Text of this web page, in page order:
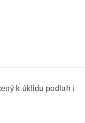
k úklidu podlah i